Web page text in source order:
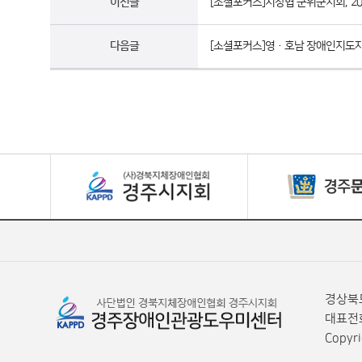
다음글 [소셜포커스]영·호남 장애인지도
경상
대표